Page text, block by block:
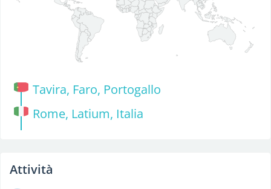
Tavira, Faro, Portogallo
Rome, Latium, Italia
Attività